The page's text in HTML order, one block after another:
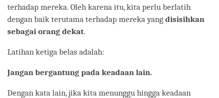
terhadap mereka. Oleh karena itu, kita perlu berlatih
dengan baik terutama terhadap mereka yang disisihkan
sebagai orang dekat.
Latihan ketiga belas adalah:
Jangan bergantung pada keadaan lain.
Dengan kata lain, jika kita menunggu hingga keadaan